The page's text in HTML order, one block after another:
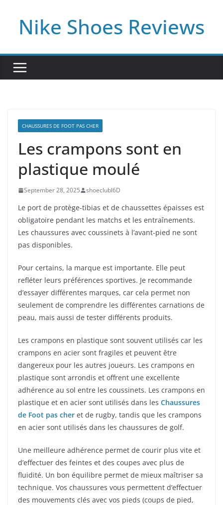
contentNike Shoes Reviews
CHAUSSURES DE FOOT PAS CHER
Les crampons sont en
plastique moulé
September 28, 2025 shoeclubl6D
Le port de protège-tibias et de chaussettes épaisses est
obligatoire pendant les matchs et les entraînements.
Les chaussures avec coussinets à l’avant-pied ne sont
pas disponibles.
Pour certains, la marque est importante. Elle peut
refléter leurs préférences sportives. Je recommande
d’essayer différentes marques, car cela permet non
seulement de comprendre les différentes carnations de
peau, mais aussi de tester différents produits.
Les crampons en plastique sont souvent utilisés car les
crampons en acier sont fragiles et peuvent être
dangereux pour les autres joueurs. Les crampons en
plastique sont arrondis et offrent une excellente
adhérence au sol entre les coussinets. Les crampons en
plastique et en acier sont utilisés dans les Chaussures
de Foot pas cher et de rugby, tandis que les crampons
en acier sont utilisés dans les chaussures de golf.
Une meilleure adhérence permet de courir plus vite et
d’effectuer des feintes et des coupes avec plus de
fluidité. Un bon équilibre permet de mieux maîtriser sa
technique. Vos chaussures vous permettent d’effectuer
des mouvements clés avec vos pieds (coups de pied,